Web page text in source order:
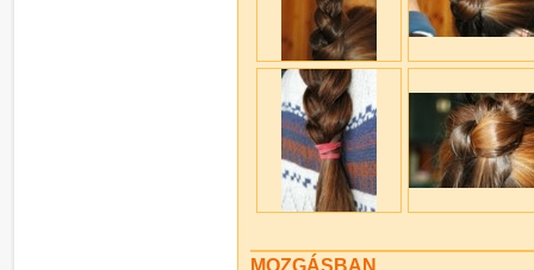
MOZGÁSBAN